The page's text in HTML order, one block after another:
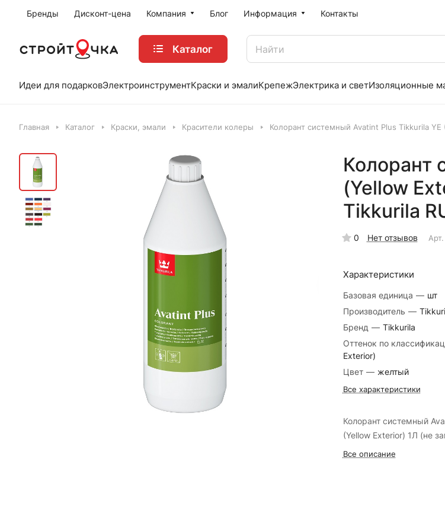
Бренды Дисконт-цена Компания Блог Информация Контакты
Каталог
Идеи для подарковЭлектроинструментКраски и эмалиКрепежЭлектрика и светИзоляционные
Главная Каталог Краски, эмали Красители колеры Колорант системный Avatint Plus Tikkurila
Колорант
(Yellow
Tikkurila
0 Нет отзывов Арт.
Характеристики
Базовая единица — шт
Производитель —
Бренд — Tikkurila
Оттенок по
Exterior)
Цвет — желтый
Все характеристики
Колорант системный
(Yellow Exterior) 1Л (не
Все описание